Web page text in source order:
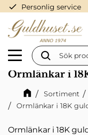
Meny
check Personlig service
Ormlänkar i
Sortiment
Ormlänkar i 18K
Ormlänkar i 18K